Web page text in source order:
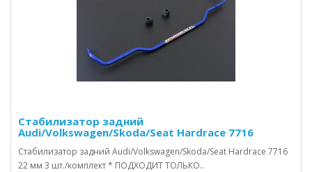
Стабилизатор задний
Audi/Volkswagen/Skoda/Seat Hardrace 7716
Стабилизатор задний Audi/Volkswagen/Skoda/Seat Hardrace 7716
22 мм 3 шт./комплект * ПОДХОДИТ ТОЛЬКО..